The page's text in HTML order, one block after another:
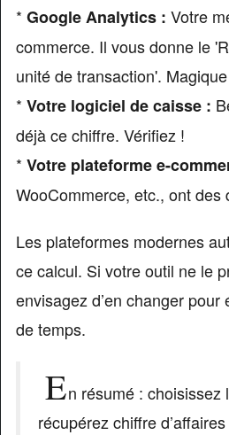
* Google Analytics : Votre
commerce. Il vous donne le
unité de transaction'.
* Votre logiciel de caisse :
déjà ce chiffre. Vérifiez !
* Votre plateforme e-
WooCommerce, etc., ont des
Les plateformes modernes
ce calcul. Si votre outil ne le
envisagez d’en changer
de temps.
En résumé : choisissez
récupérez chiffre